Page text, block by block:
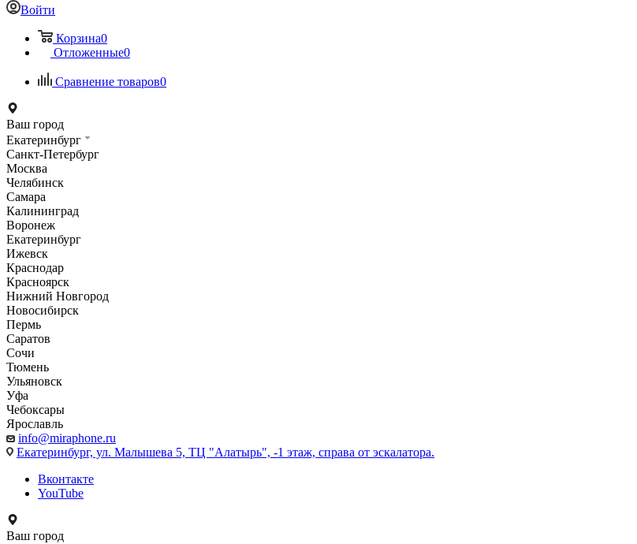
Войти
Корзина0
Отложенные0
Сравнение товаров0
Ваш город
Екатеринбург
Санкт-Петербург
Москва
Челябинск
Самара
Калининград
Воронеж
Екатеринбург
Ижевск
Краснодар
Красноярск
Нижний Новгород
Новосибирск
Пермь
Саратов
Сочи
Тюмень
Ульяновск
Уфа
Чебоксары
Ярославль
info@miraphone.ru
Екатеринбург, ул. Малышева 5, ТЦ "Алатырь", -1 этаж, справа от эскалатора.
Вконтакте
YouTube
Ваш город